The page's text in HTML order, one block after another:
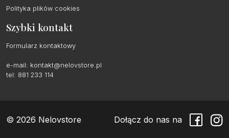
Polityka plików cookies
Szybki kontakt
Formularz kontaktowy
e-mail: kontakt@nelovstore.pl
tel: 881 233 114
© 2026 Nelovstore Dołącz do nas na